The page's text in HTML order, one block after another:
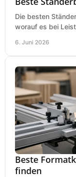
Die besten
worauf es bei
6. Juni 2026
Beste
finden